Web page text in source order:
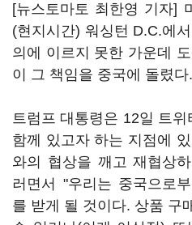
[뉴스토마토 최한영 기자]
(현지시간) 워싱턴 D.C.에
의에 이르지 못한 가운데
이 그 책임을 중국에 돌렸다.
트럼프 대통령은 12일 트
함께 있고자 하는 지점에
와의 협상을 깨고 재협상
러면서 "우리는 중국으로
를 받게 될 것이다. 상품 구